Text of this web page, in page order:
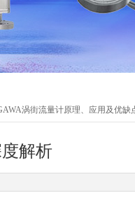
涡街流量计原理、应用及优缺
解析